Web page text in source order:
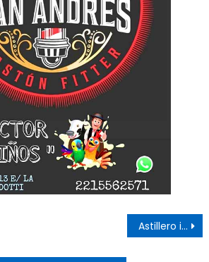
de entradas Astillero inicia tareas de mantenimiento en buque pesquero chino